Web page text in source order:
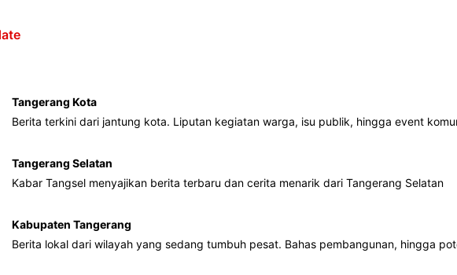
Tangerang Kota
Berita terkini dari jantung kota. Liputan kegiatan warga, isu publik, hingga event
Tangerang Selatan
Kabar Tangsel menyajikan berita terbaru dan cerita menarik dari Tangerang Selatan
Kabupaten Tangerang
Berita lokal dari wilayah yang sedang tumbuh pesat. Bahas pembangunan, hingga